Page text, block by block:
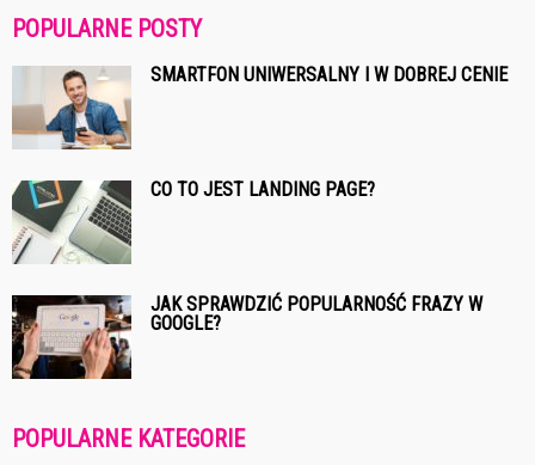
POPULARNE POSTY
SMARTFON UNIWERSALNY I W DOBREJ CENIE
CO TO JEST LANDING PAGE?
JAK SPRAWDZIĆ POPULARNOŚĆ FRAZY W
GOOGLE?
POPULARNE KATEGORIE